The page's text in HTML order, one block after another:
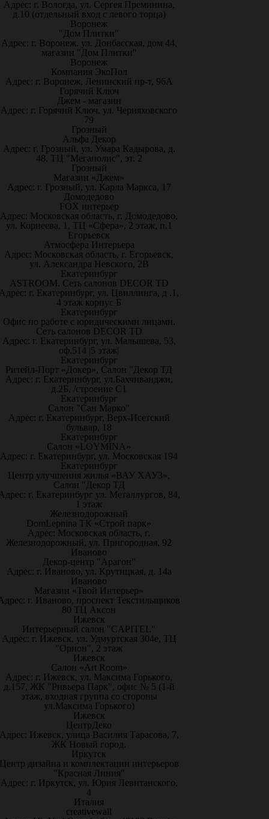
Адрес: г. Вологда, ул. Сергея Преминина,
д.10 (отдельный вход с левого торца)
Воронеж
"Дом Плитки"
Адрес: г. Воронеж. ул. Донбасская, дом 44,
магазин "Дом Плитки"
Воронеж
Компания ЭкоПол
Адрес: г. Воронеж, Ленинский пр-т, 96А
Горячий Ключ
Джем - магазин
Адрес: г. Горячий Ключ, ул. Черняховского
79
Грозный
Альфа Декор
Адрес: г. Грозный, ул. Умара Кадырова, д.
48, ТЦ "Мегаполис", эт. 2
Грозный
Магазин «Джем»
Адрес: г. Грозный, ул. Карла Маркса, 17
Домодедово
FOX интерьер
Адрес: Московская область, г. Домодедово,
ул. Корнеева, 1, ТЦ «Сфера», 2 этаж, п.1
Егорьевск
Атмосфера Интерьера
Адрес: Московская область, г. Егорьевск,
ул. Александра Невского, 2В
Екатеринбург
ASTROOM. Сеть салонов DECOR TD
г. Екатеринбург, ул. Цвиллинга, д .1,
4 этаж корпус Б
Екатеринбург
Офис по работе с юридическими лицами.
Сеть салонов DECOR TD
Адрес: г. Екатеринбург, ул. Малышева, 53,
оф.514 |5 этаж|
Екатеринбург
Ритейл-Порт «Докер», Салон "Декор ТД
Адрес: г. Екатеринбург, ул.Бахчиванджи,
д.2Б, /строение С1
Екатеринбург
Салон "Сан Марко"
Адрес: г. Екатеринбург, Верх-Исетский
бульвар, 18
Екатеринбург
Салон «LOYMINA»
Адрес: г. Екатеринбург, ул. Московская 194
Екатеринбург
Центр улучшения жилья «ВАУ ХАУЗ»,
Салон "Декор ТД
г. Екатеринбург ул. Металлургов, 84,
1 этаж
Железнодорожный
DomLepnina ТК «Строй парк»
Адрес: Московская область, г.
Железнодорожный, ул. Пригородная, 92
Иваново
Декор-центр "Арагон"
Адрес: г. Иваново, ул. Крутицкая, д. 14а
Иваново
Магазин «Твой Интерьер»
г. Иваново, проспект Текстильщиков
80 ТЦ Аксон
Ижевск
Интерьерный салон "CAPITEL"
Адрес: г. Ижевск, ул. Удмуртская 304е, ТЦ
"Орион", 2 этаж
Ижевск
Салон «Art Room»
Адрес: г. Ижевск, ул. Максима Горького,
д.157, ЖК "Ривьера Парк", офис № 5 (1-й
этаж, входная группа со стороны
ул.Максима Горького)
Ижевск
ЦентрДеко
Ижевск, улица Василия Тарасова, 7,
ЖК Новый город.
Иркутск
дизайна и комплектации интерьеров
"Красная Линия"
Адрес: г. Иркутск, ул. Юрия Левитанского,
4
Италия
creativewall